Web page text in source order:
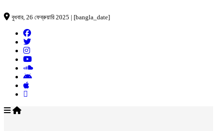
বুধবার, 26 ফেব্রুয়ারি 2025 | [bangla_date]